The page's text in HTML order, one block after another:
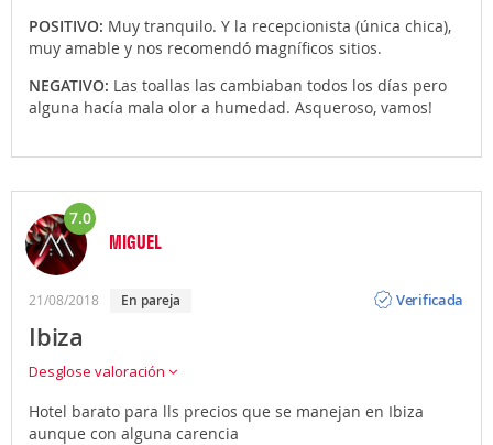
POSITIVO: Muy tranquilo. Y la recepcionista (única chica),
muy amable y nos recomendó magníficos sitios.
NEGATIVO: Las toallas las cambiaban todos los días pero
alguna hacía mala olor a humedad. Asqueroso, vamos!
7.0
MIGUEL
21/08/2018 en pareja
Verificada
Ibiza
Desglose valoración
Hotel barato para lls precios que se manejan en Ibiza
aunque con alguna carencia